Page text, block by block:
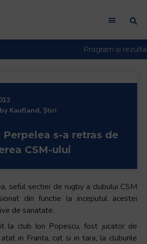
Kaufland, Știri
s-a retras de
CSM-ului
seful sectiei de rugby a clubului CSM
din functie la inceputul acestei
de sanatate.
la club Ion Popescu, fost jucator de
in Franta, cat si in tara, la cluburile